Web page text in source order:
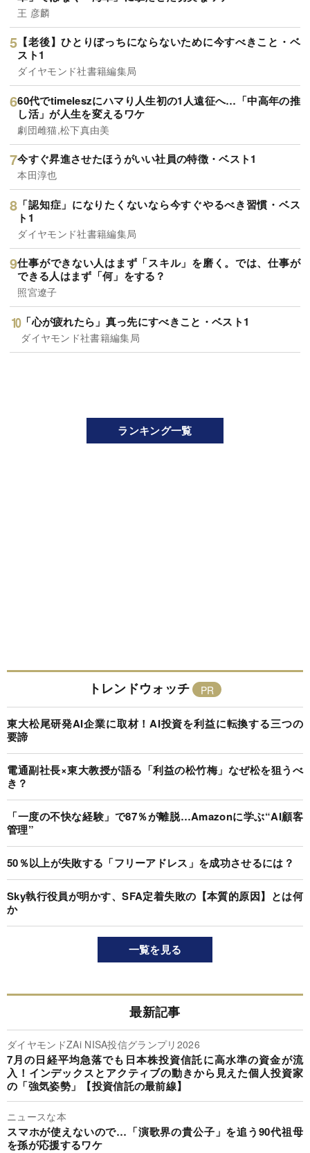
王 彦麟
【老後】ひとりぼっちにならないために今すべきこと・ベ
スト1
ダイヤモンド社書籍編集局
60代でtimeleszにハマり人生初の1人遠征へ…「中高年の推
し活」が人生を変えるワケ
劇団雌猫,松下真由美
今すぐ昇進させたほうがいい社員の特徴・ベスト1
本田淳也
「認知症」になりたくないなら今すぐやるべき習慣・ベス
ト1
ダイヤモンド社書籍編集局
仕事ができない人はまず「スキル」を磨く。では、仕事が
できる人はまず「何」をする？
照宮遼子
「心が疲れたら」真っ先にすべきこと・ベスト1
ダイヤモンド社書籍編集局
ランキング一覧
トレンドウォッチ
東大松尾研発AI企業に取材！AI投資を利益に転換する三つの
要諦
電通副社長×東大教授が語る「利益の松竹梅」なぜ松を狙うべ
き？
「一度の不快な経験」で87％が離脱…Amazonに学ぶ“AI顧客
管理”
50％以上が失敗する「フリーアドレス」を成功させるには？
Sky執行役員が明かす、SFA定着失敗の【本質的原因】とは何
か
一覧を見る
最新記事
ダイヤモンドZAi NISA投信グランプリ2026
7月の日経平均急落でも日本株投資信託に高水準の資金が流
入！インデックスとアクティブの動きから見えた個人投資家
の「強気姿勢」【投資信託の最前線】
ニュースな本
スマホが使えないので…「演歌界の貴公子」を追う90代祖母
を孫が応援するワケ